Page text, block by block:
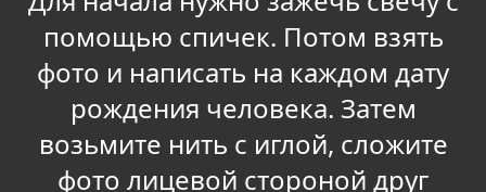
помощью спичек. Потом взять
фото и написать на каждом дату
рождения человека. Затем
возьмите нить с иглой, сложите
фото лицевой стороной друг